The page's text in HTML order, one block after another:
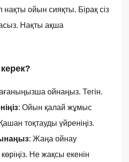
ойын сияқты. Бірақ сіз
Нақты ақша
ойнаңыз. Тегін.
: Ойын қалай жұмыс
Қашан тоқтауды үйреніңіз.
: Жаңа ойнау
Не жақсы екенін